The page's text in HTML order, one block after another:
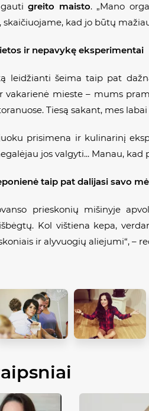
greito maisto. „Mano
kad jo būtų
ir nepavykę eksperimentai
leidžianti šeima taip pat
vakarienė mieste – mums
Tiesą sakant, mes
prisimena ir kulinarinį
jos valgyti... Manau,
taip pat dalijasi savo
prieskonių mišinyje
Kol vištiena kepa,
ir alyvuogių aliejumi“, –